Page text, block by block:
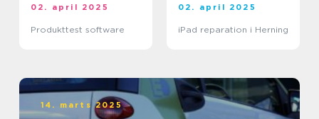
02. april 2025
Produkttest software
02. april 2025
iPad reparation i Herning
14. marts 2025